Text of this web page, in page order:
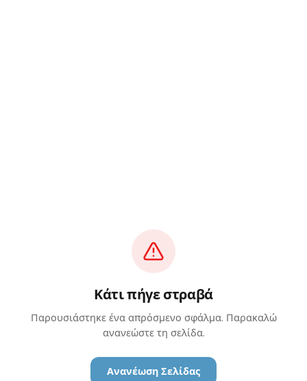
Κάτι πήγε στραβά
Παρουσιάστηκε ένα απρόσμενο σφάλμα. Παρακαλώ
ανανεώστε τη σελίδα.
Ανανέωση Σελίδας